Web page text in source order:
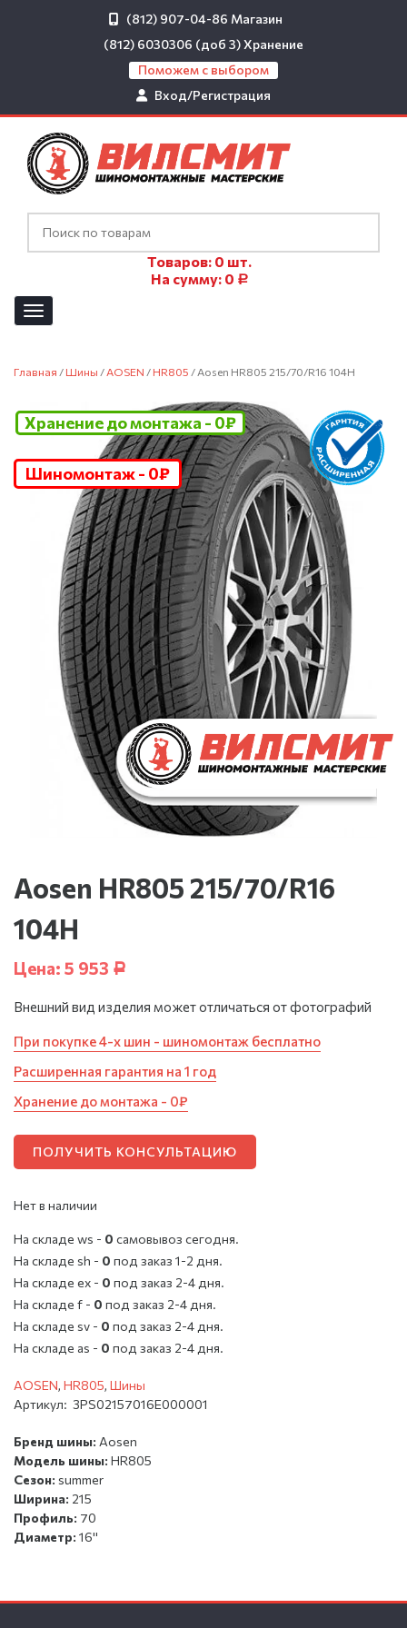
(812) 907-04-86 Магазин
(812) 6030306 (доб 3)Хранение
Поможем с выбором
Вход/Регистрация
Товаров: 0 шт.
На сумму: 0 Р
Главная / Шины / AOSEN / HR805 / Aosen HR805 215/70/R16 104H
Шиномонтаж - 0₽
Хранение до монтажа - 0₽
Aosen HR805 215/70/R16
104H
Цена: 5 953 Р
Внешний вид изделия может отличаться от фотографий
При покупке 4-х шин - шиномонтаж бесплатно
Расширенная гарантия на 1 год
Хранение до монтажа - 0₽
ПОЛУЧИТЬ КОНСУЛЬТАЦИЮ
Нет в наличии
На складе ws - 0 cамовывоз сегодня.
На складе sh - 0 под заказ 1-2 дня.
На складе ex - 0 под заказ 2-4 дня.
На складе f - 0 под заказ 2-4 дня.
На складе sv - 0 под заказ 2-4 дня.
На складе as - 0 под заказ 2-4 дня.
AOSEN, HR805, Шины
Артикул: 3PS02157016E000001
Бренд шины: Aosen
Модель шины: HR805
Сезон: summer
Ширина: 215
Профиль: 70
Диаметр: 16''